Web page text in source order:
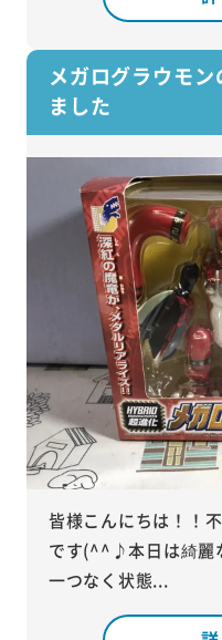
メガログラウモ
ました
皆様こんにちは！！
です(^^♪本日は綺麗
一つなく状態...